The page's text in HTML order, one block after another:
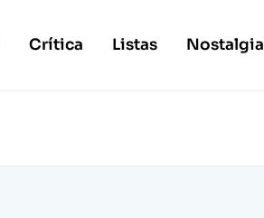
Crítica Listas Nostalgia